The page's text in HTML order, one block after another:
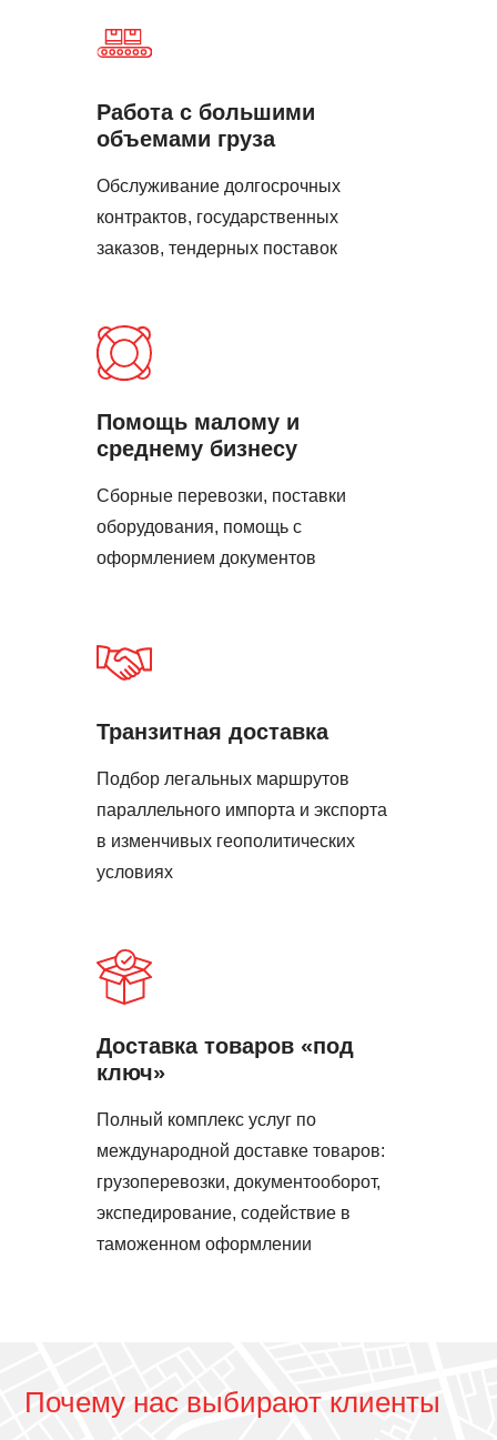
Работа с большими
объемами груза
Обслуживание долгосрочных
контрактов, государственных
заказов, тендерных поставок
Помощь малому и
среднему бизнесу
Сборные перевозки, поставки
оборудования, помощь с
оформлением документов
Транзитная доставка
Подбор легальных маршрутов
параллельного импорта и экспорта
в изменчивых геополитических
условиях
Доставка товаров «под
ключ»
Полный комплекс услуг по
международной доставке товаров:
грузоперевозки, документооборот,
экспедирование, содействие в
таможенном оформлении
Почему нас выбирают клиенты